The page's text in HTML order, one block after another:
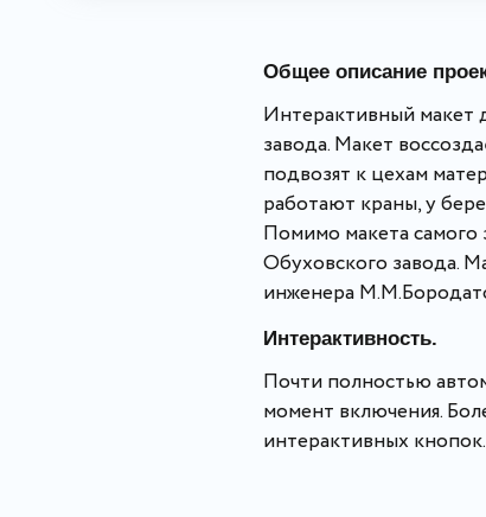
Общее описание
Интерактивный макет
завода. Макет
подвозят к цехам
работают краны, у
Помимо макета
Обуховского завода.
инженера
Интерактивность.
Почти полностью
момент включения.
интерактивных кнопок.